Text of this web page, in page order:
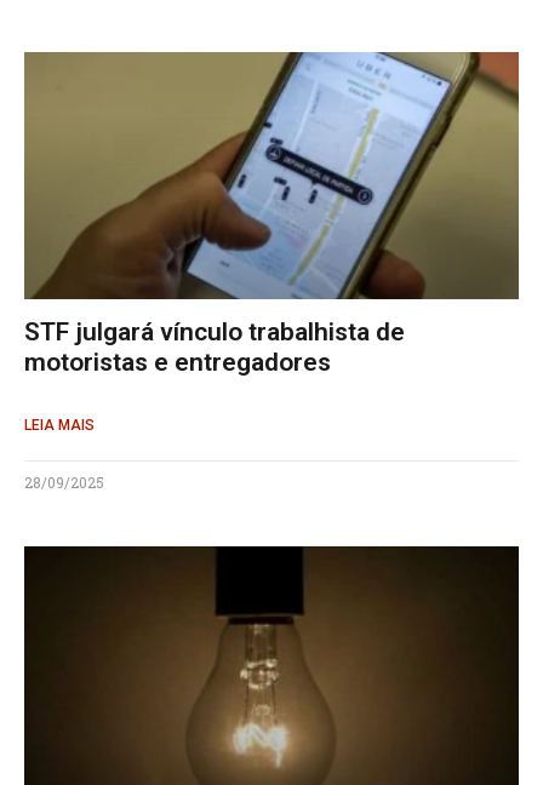
STF julgará vínculo trabalhista de
motoristas e entregadores
LEIA MAIS
28/09/2025